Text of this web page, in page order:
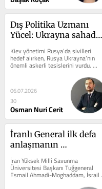
Dış Politika Uzmanı
Yücel: Ukrayna sahada
hedeflere saldırıyor
Kiev yönetimi Rusya’da sivilleri
hedef alırken, Rusya Ukrayna’nın
önemli askerli tesislerini vurdu.
06.07.2026
30
Osman Nuri Cerit
İranlı General ilk defa
anlaşmanın
maddelerini açıkladı:
'Bir sonraki savaşın
hazırlığını yaptık, ABD
İran Yüksek Millî Savunma
Üniversitesi Başkanı Tuğgeneral
Esmail Ahmadi-Moghaddam, İsrail
ve ABD ile yaşanan “12 Gün